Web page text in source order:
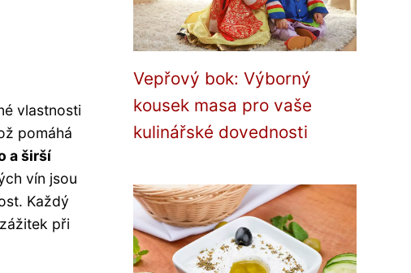
vlastnosti
pomáhá
a širší
vín jsou
Každý
při
Vepřový bok: Výborný
kousek masa pro vaše
kulinářské dovednosti